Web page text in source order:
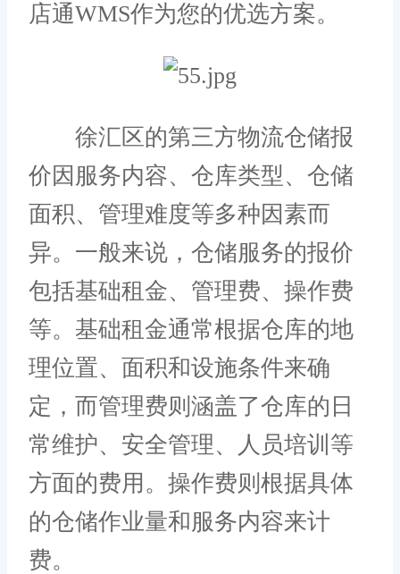
店通WMS作为您的优选方案。
徐汇区的第三方物流仓储报
价因服务内容、仓库类型、仓储
面积、管理难度等多种因素而
异。一般来说，仓储服务的报价
包括基础租金、管理费、操作费
等。基础租金通常根据仓库的地
理位置、面积和设施条件来确
定，而管理费则涵盖了仓库的日
常维护、安全管理、人员培训等
方面的费用。操作费则根据具体
的仓储作业量和服务内容来计
费。